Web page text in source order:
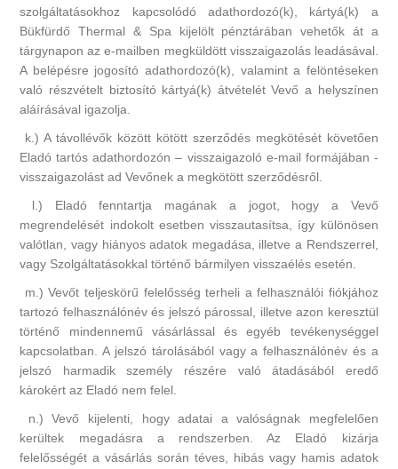
szolgáltatásokhoz kapcsolódó adathordozó(k), kártyá(k) a
Bükfürdő Thermal & Spa kijelölt pénztárában vehetők át a
tárgynapon az e-mailben megküldött visszaigazolás leadásával.
A belépésre jogosító adathordozó(k), valamint a felöntéseken
való részvételt biztosító kártyá(k) átvételét Vevő a helyszínen
aláírásával igazolja.
k.) A távollévők között kötött szerződés megkötését követően
Eladó tartós adathordozón – visszaigazoló e-mail formájában -
visszaigazolást ad Vevőnek a megkötött szerződésről.
l.) Eladó fenntartja magának a jogot, hogy a Vevő
megrendelését indokolt esetben visszautasítsa, így különösen
valótlan, vagy hiányos adatok megadása, illetve a Rendszerrel,
vagy Szolgáltatásokkal történő bármilyen visszaélés esetén.
m.) Vevőt teljeskörű felelősség terheli a felhasználói fiókjához
tartozó felhasználónév és jelszó párossal, illetve azon keresztül
történő mindennemű vásárlással és egyéb tevékenységgel
kapcsolatban. A jelszó tárolásából vagy a felhasználónév és a
jelszó harmadik személy részére való átadásából eredő
károkért az Eladó nem felel.
n.) Vevő kijelenti, hogy adatai a valóságnak megfelelően
kerültek megadásra a rendszerben. Az Eladó kizárja
felelősségét a vásárlás során téves, hibás vagy hamis adatok